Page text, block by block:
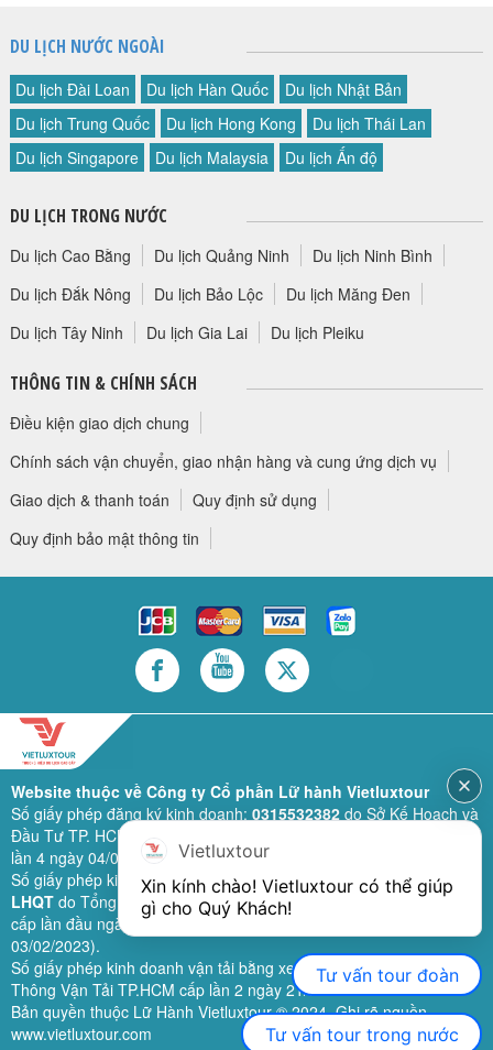
DU LỊCH NƯỚC NGOÀI
Du lịch Đài Loan Du lịch Hàn Quốc
Du lịch Nhật Bản
Du lịch Trung Quốc
Du lịch Hong Kong
Du lịch Thái Lan
Du lịch Singapore
Du lịch Malaysia Du lịch Ấn độ
DU LỊCH TRONG NƯỚC
Du lịch Cao Bằng Du lịch Quảng Ninh
Du lịch Ninh Bình
Du lịch Đắk Nông
Du lịch Bảo Lộc
Du lịch Măng Đen
Du lịch Tây Ninh
Du lịch Gia Lai Du lịch Pleiku
THÔNG TIN & CHÍNH SÁCH
Điều kiện giao dịch chung
Chính sách vận chuyển, giao nhận hàng và cung ứng dịch vụ
Giao dịch & thanh toán
Quy định sử dụng
Quy định bảo mật thông tin
Website thuộc về Công ty Cổ phần Lữ hành Vietluxtour
Số giấy phép đăng ký kinh doanh: 0315532382do Sở Kế Hoạch và
Đầu Tư TP. HCM cấp lần đầu ngày 28/02/2019 (sửa đổi bổ sung
lần 4 ngày 04/06/2024).
Số giấy phép kinh doanh lữ hành quốc tế:79-1111/2019/TCDL-GP
LHQTdo Tổng Cục Du Lịch (nay là Cục Du lịch quốc gia Việt Nam)
cấp lần đầu ngày 26/09/2019 (sửa đổi, bổ sung lần 3 ngày
03/02/2023).
Số giấy phép kinh doanh vận tải bằng xe ô tô:11924do Sở Giao
Thông Vận Tải TP.HCM cấp lần 2 ngày 21/02/2023.
Bản quyền thuộc Lữ Hành Vietluxtour ® 2024. Ghi rõ nguồn
www.vietluxtour.com
Vietluxtour
Xin kính chào! Vietluxtour có thể giúp
gì cho Quý Khách!
Tư vấn tour đoàn
Tư vấn tour trong nước